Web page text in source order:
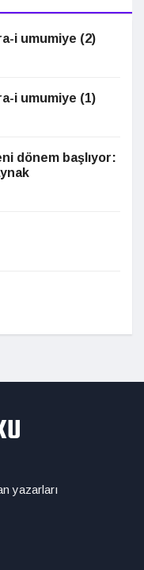
i umumiye (2)
i umumiye (1)
dönem başlıyor:
yazarları